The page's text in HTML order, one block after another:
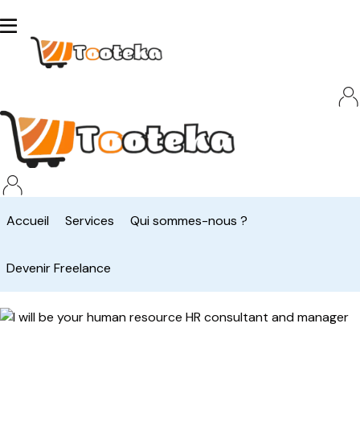
Accueil Services Qui sommes-nous ?
Devenir Freelance